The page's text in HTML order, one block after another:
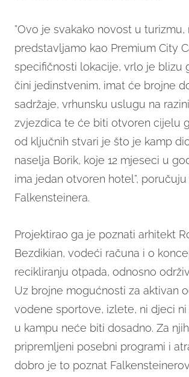
”Ovo je svakako novost u turizmu,
predstavljamo kao Premium City
specifičnosti lokacije, vrlo je blizu
čini jedinstvenim, imat će brojne
sadržaje, vrhunsku uslugu na
zvjezdica te će biti otvoren cijelu
od ključnih stvari je što je kamp
naselja Borik, koje 12 mjeseci u
ima jedan otvoren hotel”, poručuju
Falkensteinera.
Projektirao ga je poznati arhitekt
Bezdikian, vodeći računa i o
recikliranju otpada, odnosno
Uz brojne mogućnosti za aktivan
vodene sportove, izlete, ni djeci
u kampu neće biti dosadno. Za
pripremljeni posebni programi i
dobro je to poznat